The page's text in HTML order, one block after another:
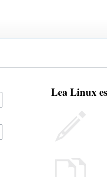
Lea Linux